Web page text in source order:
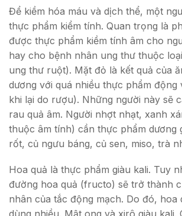
Để kiềm hóa máu và dịch thể, một
thực phẩm kiểm tính. Quan trọng là
được thực phẩm kiềm tính âm cho
hay cho bệnh nhân ung thư thuộc
ung thư ruột). Mặt đỏ là kết quả của
dương với quá nhiều thực phẩm động
khi lại do rượu). Những người này sẽ
rau quả âm. Người nhợt nhạt, xanh
thuộc âm tính) cần thực phẩm dương
rốt, củ ngưu báng, củ sen, miso, trà
Hoa quả là thực phẩm giàu kali. Tuy
đường hoa quả (fructo) sẽ trở thành
nhân của tắc động mạch. Do đó, hoa
dùng nhiều. Mật ong và xirô giàu kali.